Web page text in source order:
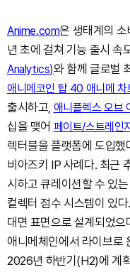
Anime.com은 생태계의
년 초에 걸쳐 기능 출시 속
Analytics)와 함께 글로벌
애니메코인 탑 40 애니메
출시하고, 애니플렉스 오
십을 맺어 페이트/스트레
렉터블을 플랫폼에 도입
비아즈키 IP 사례다. 최근
시하고 큐레이션할 수 있
컬렉터 점수 시스템이 있
대면 표면으로 설계되었
애니메체인에서 라이브로
2026년 하반기(H2)에 계